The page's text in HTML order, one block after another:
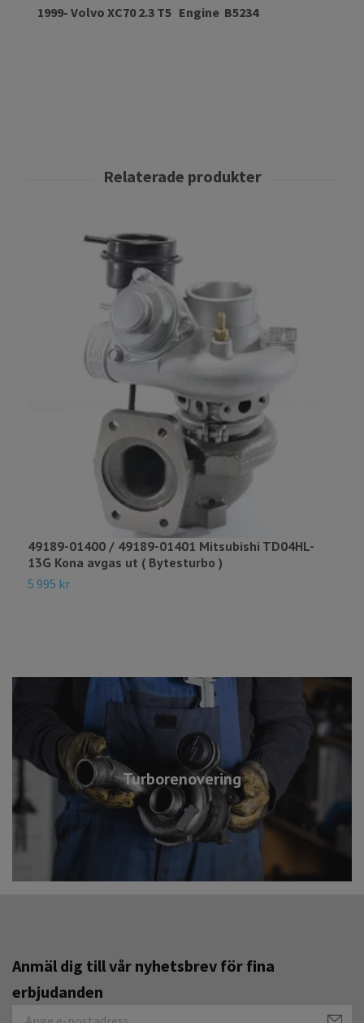
Turborenovering
1999- Volvo XC70 2.3 T5 Engine B5234
49189-01400 / 49189-01401 Mitsubishi TD04HL-
13G Kona avgas ut ( Bytesturbo )
5 995 kr
Anmäl dig till vår nyhetsbrev för fina
erbjudanden